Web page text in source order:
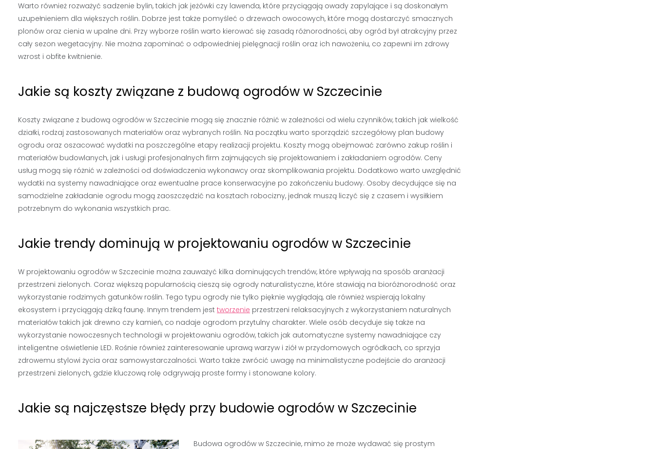
Warto również rozważyć sadzenie bylin, takich jak jeżówki czy lawenda, które przyciągają owady zapylające i są doskonałym
uzupełnieniem dla większych roślin. Dobrze jest także pomyśleć o drzewach owocowych, które mogą dostarczyć smacznych
plonów oraz cienia w upalne dni. Przy wyborze roślin warto kierować się zasadą różnorodności, aby ogród był atrakcyjny przez
cały sezon wegetacyjny. Nie można zapominać o odpowiedniej pielęgnacji roślin oraz ich nawożeniu, co zapewni im zdrowy
wzrost i obfite kwitnienie.
Jakie są koszty związane z budową ogrodów w Szczecinie
Koszty związane z budową ogrodów w Szczecinie mogą się znacznie różnić w zależności od wielu czynników, takich jak wielkość
działki, rodzaj zastosowanych materiałów oraz wybranych roślin. Na początku warto sporządzić szczegółowy plan budowy
ogrodu oraz oszacować wydatki na poszczególne etapy realizacji projektu. Koszty mogą obejmować zarówno zakup roślin i
materiałów budowlanych, jak i usługi profesjonalnych firm zajmujących się projektowaniem i zakładaniem ogrodów. Ceny
usług mogą się różnić w zależności od doświadczenia wykonawcy oraz skomplikowania projektu. Dodatkowo warto uwzględnić
wydatki na systemy nawadniające oraz ewentualne prace konserwacyjne po zakończeniu budowy. Osoby decydujące się na
samodzielne zakładanie ogrodu mogą zaoszczędzić na kosztach robocizny, jednak muszą liczyć się z czasem i wysiłkiem
potrzebnym do wykonania wszystkich prac.
Jakie trendy dominują w projektowaniu ogrodów w Szczecinie
W projektowaniu ogrodów w Szczecinie można zauważyć kilka dominujących trendów, które wpływają na sposób aranżacji
przestrzeni zielonych. Coraz większą popularnością cieszą się ogrody naturalistyczne, które stawiają na bioróżnorodność oraz
wykorzystanie rodzimych gatunków roślin. Tego typu ogrody nie tylko pięknie wyglądają, ale również wspierają lokalny
ekosystem i przyciągają dziką faunę. Innym trendem jest tworzenie przestrzeni relaksacyjnych z wykorzystaniem naturalnych
materiałów takich jak drewno czy kamień, co nadaje ogrodom przytulny charakter. Wiele osób decyduje się także na
wykorzystanie nowoczesnych technologii w projektowaniu ogrodów, takich jak automatyczne systemy nawadniające czy
inteligentne oświetlenie LED. Rośnie również zainteresowanie uprawą warzyw i ziół w przydomowych ogródkach, co sprzyja
zdrowemu stylowi życia oraz samowystarczalności. Warto także zwrócić uwagę na minimalistyczne podejście do aranżacji
przestrzeni zielonych, gdzie kluczową rolę odgrywają proste formy i stonowane kolory.
Jakie są najczęstsze błędy przy budowie ogrodów w Szczecinie
Budowa ogrodów w Szczecinie, mimo że może wydawać się prostym